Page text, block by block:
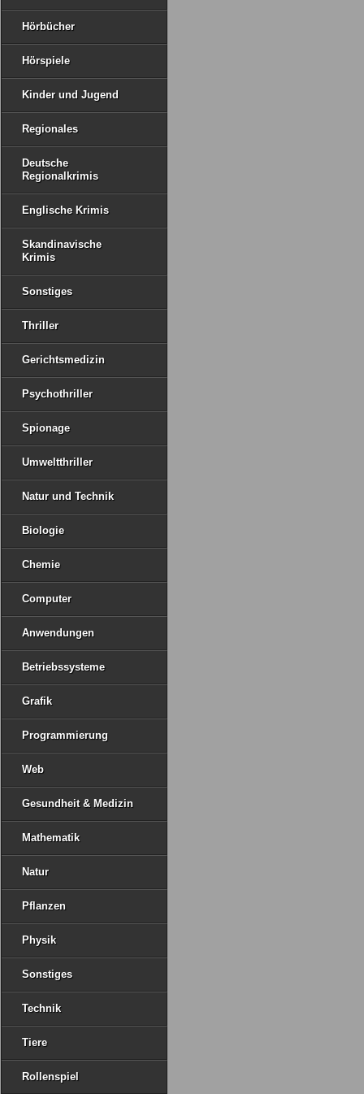
Hörbücher
Hörspiele
Kinder und Jugend
Regionales
Deutsche
Regionalkrimis
Englische Krimis
Skandinavische
Krimis
Sonstiges
Thriller
Gerichtsmedizin
Psychothriller
Spionage
Umweltthriller
Natur und Technik
Biologie
Chemie
Computer
Anwendungen
Betriebssysteme
Grafik
Programmierung
Web
Gesundheit & Medizin
Mathematik
Natur
Pflanzen
Physik
Sonstiges
Technik
Tiere
Rollenspiel